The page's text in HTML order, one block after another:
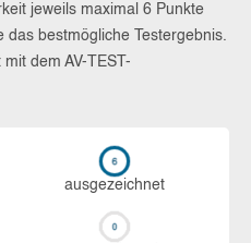
jeweils maximal 6 Punkte
bestmögliche Testergebnis.
dem AV-TEST-
aus­ge­zeich­net